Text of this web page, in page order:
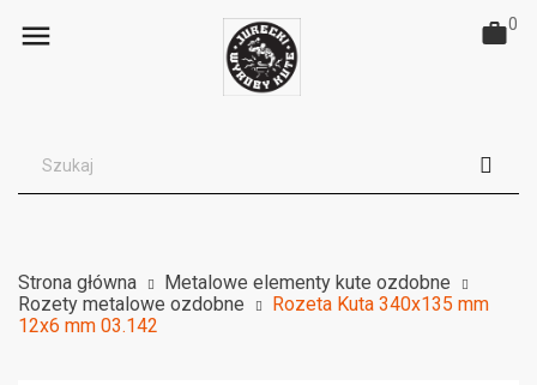
 0
Strona główna
Metalowe elementy kute ozdobne
Rozety metalowe ozdobne
Rozeta Kuta 340x135 mm
12x6 mm 03.142